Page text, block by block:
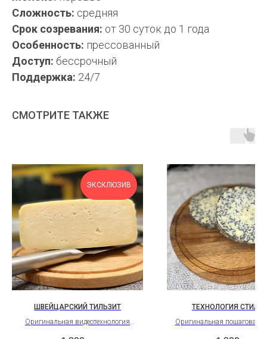
Сложность: средняя
Срок созревания: от 30 суток до 1 года
Особенность: прессованный
Доступ: бессрочный
Поддержка: 24/7
СМОТРИТЕ ТАКЖЕ
ЭКСКЛЮЗИВ
ШВЕЙЦАРСКИЙ ТИЛЬЗИТ
Оригинальная видеотехнология
ТЕХНОЛОГИЯ
Оригинальная пошаговая